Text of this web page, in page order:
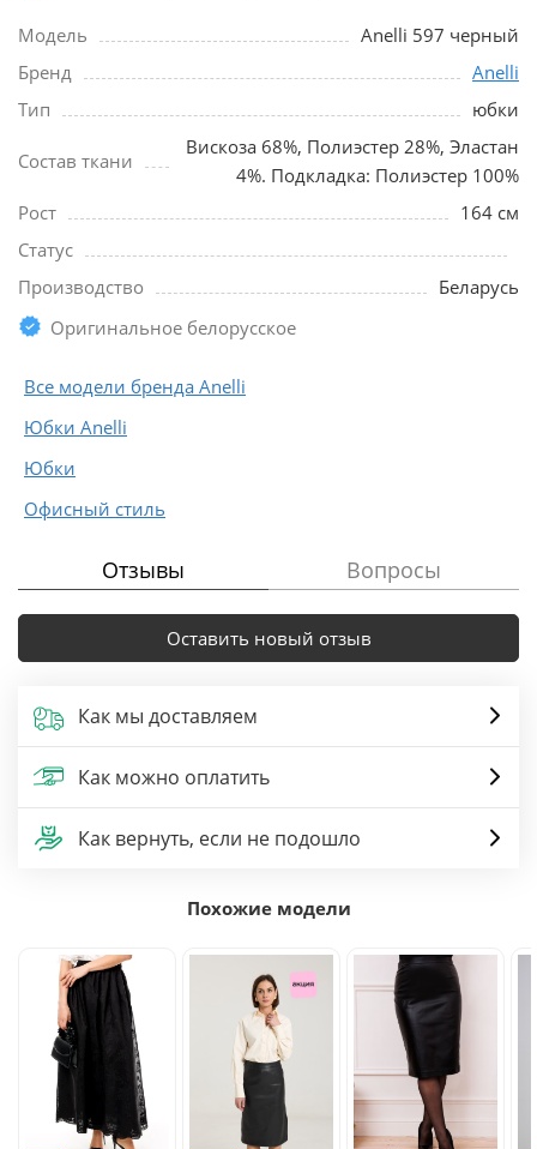
Модель
Anelli 597 черный
Бренд
Anelli
Тип
юбки
Состав ткани
Вискоза 68%, Полиэстер 28%, Эластан
4%. Подкладка: Полиэстер 100%
Рост
164 см
Статус
Производство
Беларусь
Оригинальное белорусское
Все модели бренда Anelli
Юбки Anelli
Юбки
Офисный стиль
Отзывы Вопросы
Оставить новый отзыв
Как мы доставляем
Как можно оплатить
Как вернуть, если не подошло
Похожие модели